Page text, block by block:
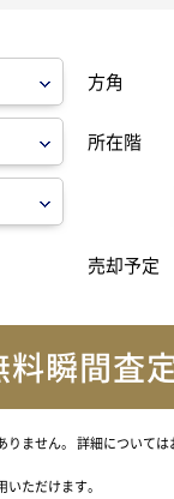
方角
所在階
売却予定
料瞬間査
ません。 詳細については
ただけます。